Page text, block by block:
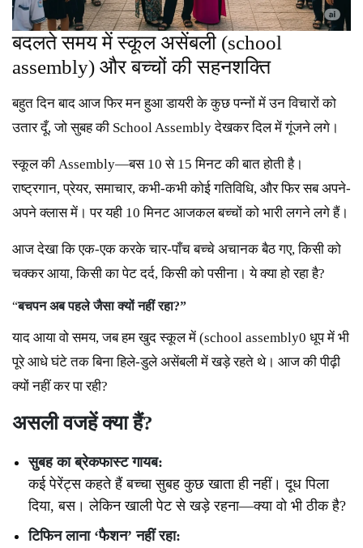
बदलते समय में स्कूल असेंबली (school
assembly) और बच्चों की सहनशक्ति
बहुत दिन बाद आज फिर मन हुआ डायरी के कुछ पन्नों में उन विचारों को
उतार दूँ, जो सुबह की School Assembly देखकर दिल में गूंजने लगे।
स्कूल की Assembly—बस 10 से 15 मिनट की बात होती है।
राष्ट्रगान, प्रेयर, समाचार, कभी-कभी कोई गतिविधि, और फिर सब अपने-
अपने क्लास में। पर यही 10 मिनट आजकल बच्चों को भारी लगने लगे हैं।
आज देखा कि एक-एक करके चार-पाँच बच्चे अचानक बैठ गए, किसी को
चक्कर आया, किसी का पेट दर्द, किसी को पसीना। ये क्या हो रहा है?
“बचपन अब पहले जैसा क्यों नहीं रहा?”
याद आया वो समय, जब हम खुद स्कूल में (school assembly0 धूप में भी
पूरे आधे घंटे तक बिना हिले-डुले असेंबली में खड़े रहते थे। आज की पीढ़ी
क्यों नहीं कर पा रही?
असलीवजहेंक्याहैं?
सुबहकाब्रेकफास्टगायब:
कई पेरेंट्स कहते हैं बच्चा सुबह कुछ खाता ही नहीं। दूध पिला
दिया, बस। लेकिन खाली पेट से खड़े रहना—क्या वो भी ठीक है?
टिफिनलाना ‘फैशन’नहींरहा: